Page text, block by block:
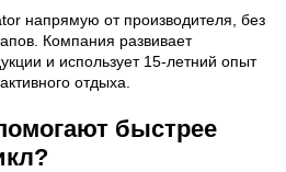
напрямую от производителя, без
Компания развивает
и использует 15-летний опыт
отдыха.
быстрее